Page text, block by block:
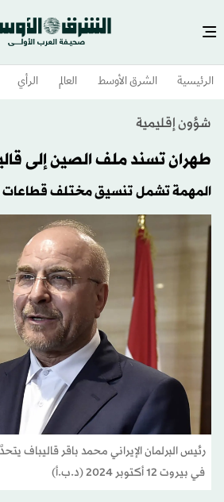
الرئيسية الشرق الأوسط​ العالم الرأي
شؤون إقليمية
طهران تسند ملف الصين إلى
المهمة تشمل تنسيق مختلف قطاعات
رئيس البرلمان الإيراني محمد باقر قاليباف
في بيروت 12 أكتوبر 2024 (د.ب.أ)